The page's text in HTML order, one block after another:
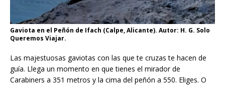
Gaviota en el Peñón de Ifach (Calpe, Alicante). Autor: H. G. Solo
Queremos Viajar.
Las majestuosas gaviotas con las que te cruzas te hacen de
guía. Llega un momento en que tienes el mirador de
Carabiners a 351 metros y la cima del peñón a 550. Eliges. O